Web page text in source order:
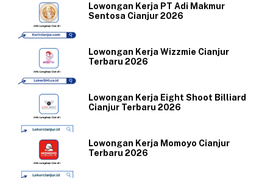
Lowongan Kerja PT Adi Makmur
Sentosa Cianjur 2026
Lowongan Kerja Wizzmie Cianjur
Terbaru 2026
Lowongan Kerja Eight Shoot Billiard
Cianjur Terbaru 2026
Lowongan Kerja Momoyo Cianjur
Terbaru 2026